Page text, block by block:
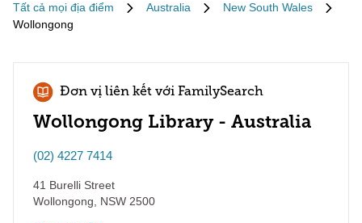
Tất cả mọi địa điểm Australia
New South Wales
Wollongong
Đơn vị liên kết với FamilySearch
Wollongong Library - Australia
(02) 4227 7414
41 Burelli Street
Wollongong
NSW 2500